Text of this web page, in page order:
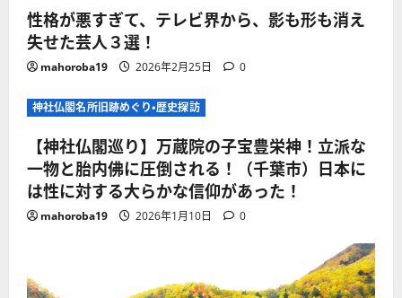
性格が悪すぎて、テレビ界から、影も形も消え
失せた芸人３選！
mahoroba19 2026年2月25日 0
神社仏閣名所旧跡めぐり・歴史探訪
【神社仏閣巡り】万蔵院の子宝豊栄神！立派な
一物と胎内佛に圧倒される！（千葉市）日本に
は性に対する大らかな信仰があった！
mahoroba19 2026年1月10日 0